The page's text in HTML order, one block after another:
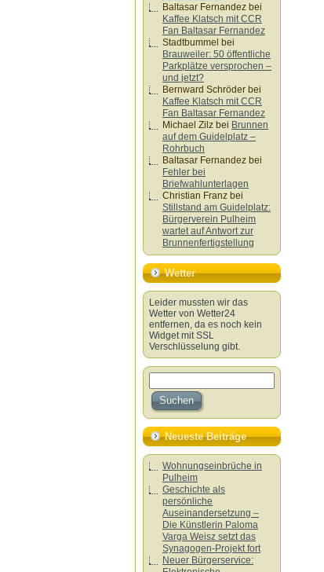
Baltasar Fernandez bei
Kaffee Klatsch mit CCR
Fan Baltasar Fernandez
Stadtbummel bei
Brauweiler: 50 öffentliche
Parkplätze versprochen –
und jetzt?
Bernward Schröder bei
Kaffee Klatsch mit CCR
Fan Baltasar Fernandez
Michael Zilz bei Brunnen
auf dem Guidelplatz –
Rohrbuch
Baltasar Fernandez bei
Fehler bei
Briefwahlunterlagen
Christian Franz bei
Stillstand am Guidelplatz:
Bürgerverein Pulheim
wartet auf Antwort zur
Brunnenfertigstellung
Wetter
Leider mussten wir das
Wetter von Wetter24
entfernen, da es noch kein
Widget mit SSL
Verschlüsselung gibt.
Neueste Beiträge
Wohnungseinbrüche in
Pulheim
Geschichte als
persönliche
Auseinandersetzung –
Die Künstlerin Paloma
Varga Weisz setzt das
Synagogen-Projekt fort
Neuer Bürgerservice: